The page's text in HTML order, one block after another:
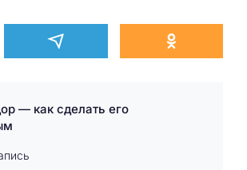
— как сделать его